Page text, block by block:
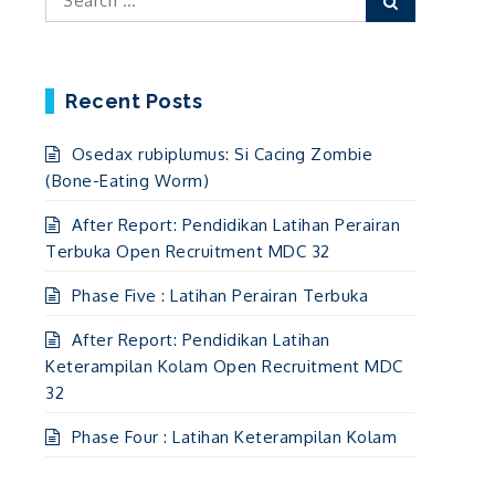
for:
Recent Posts
Osedax rubiplumus: Si Cacing Zombie
(Bone-Eating Worm)
After Report: Pendidikan Latihan Perairan
Terbuka Open Recruitment MDC 32
Phase Five : Latihan Perairan Terbuka
After Report: Pendidikan Latihan
Keterampilan Kolam Open Recruitment MDC
32
Phase Four : Latihan Keterampilan Kolam